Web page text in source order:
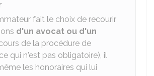
fait le choix de recourir
d'un avocat ou d'un
de la procédure de
qui n'est pas obligatoire), il
les honoraires qui lui